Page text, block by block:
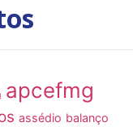
apcefmg
assédio balanço